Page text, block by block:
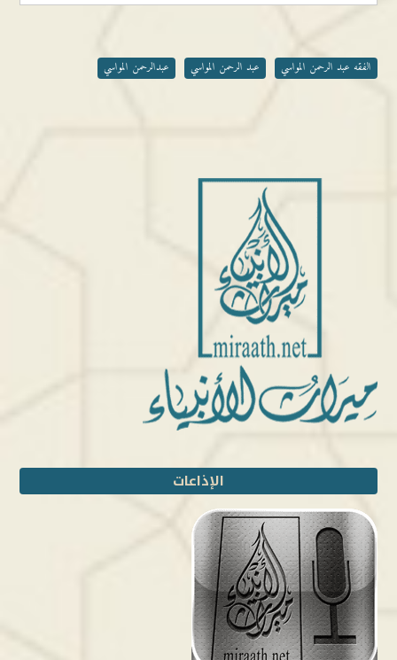
الفقه عبد الرحمن المواسي عبد الرحمن المواسي عبدالرحمن المواسي
الإذاعات